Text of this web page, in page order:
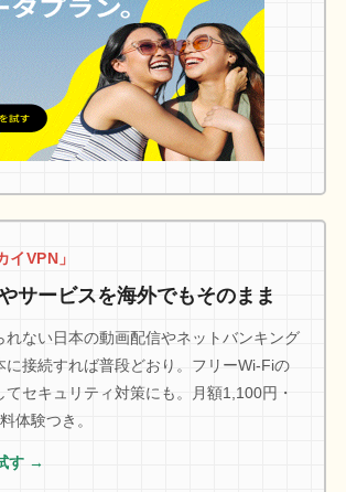
イVPN」
サービスを海外でもそのまま
れない日本の動画配信やネットバンキング
に接続すれば普段どおり。フリーWi-Fiの
てセキュリティ対策にも。月額1,100円・
体験つき。
す →